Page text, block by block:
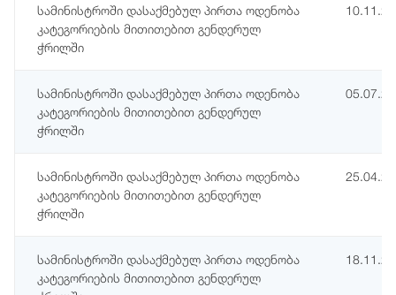
სამინისტროში დასაქმებულ პირთა ოდენობა
კატეგორიების მითითებით გენდერულ
ჭრილში
სამინისტროში დასაქმებულ პირთა ოდენობა
კატეგორიების მითითებით გენდერულ
ჭრილში
სამინისტროში დასაქმებულ პირთა ოდენობა
კატეგორიების მითითებით გენდერულ
ჭრილში
სამინისტროში დასაქმებულ პირთა ოდენობა
კატეგორიების მითითებით გენდერულ